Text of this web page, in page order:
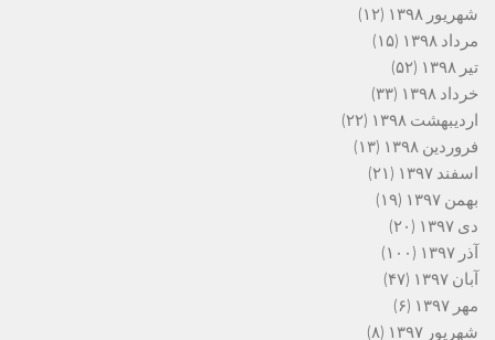
شهریور ۱۳۹۸
(۱۲)
مرداد ۱۳۹۸
(۱۵)
تیر ۱۳۹۸
(۵۲)
خرداد ۱۳۹۸
(۳۳)
اردیبهشت ۱۳۹۸
(۲۲)
فروردین ۱۳۹۸
(۱۳)
اسفند ۱۳۹۷
(۲۱)
بهمن ۱۳۹۷
(۱۹)
دی ۱۳۹۷
(۲۰)
آذر ۱۳۹۷
(۱۰۰)
آبان ۱۳۹۷
(۴۷)
مهر ۱۳۹۷
(۶)
شهریور ۱۳۹۷
(۸)